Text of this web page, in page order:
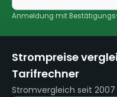
Anmeldung mit
Strompreise
Tarifrechner
Stromvergleich seit 2007